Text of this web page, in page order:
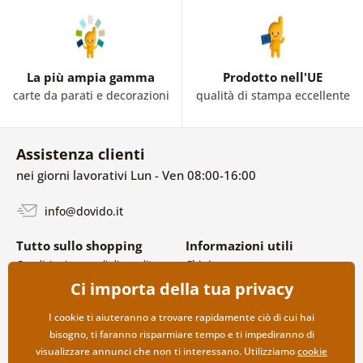
La più ampia gamma
carte da parati e decorazioni
Prodotto nell'UE
qualità di stampa eccellente
Assistenza clienti
nei giorni lavorativi Lun - Ven 08:00-16:00
info@dovido.it
Tutto sullo shopping
Condizioni generali di vendita e
Politica sulla privacy
Opzioni di spedizione e
pagamento
Reso della merce
Informazioni utili
Chi siamo
FAQ
Contatti
Collaborazione all’ingrosso
Ci importa della tua privacy
I cookie ti aiuteranno a trovare rapidamente ciò di cui hai
bisogno, ti faranno risparmiare tempo e ti impediranno di
visualizzare annunci che non ti interessano. Utilizziamocookie